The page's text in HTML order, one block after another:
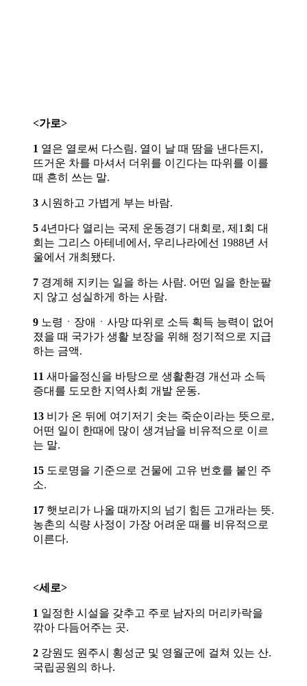
<가로>
1 열은 열로써 다스림. 열이 날 때 땀을 낸다든지,
뜨거운 차를 마셔서 더위를 이긴다는 따위를 이를
때 흔히 쓰는 말.
3 시원하고 가볍게 부는 바람.
5 4년마다 열리는 국제 운동경기 대회로, 제1회 대
회는 그리스 아테네에서, 우리나라에선 1988년 서
울에서 개최됐다.
7 경계해 지키는 일을 하는 사람. 어떤 일을 한눈팔
지 않고 성실하게 하는 사람.
9 노령ㆍ장애ㆍ사망 따위로 소득 획득 능력이 없어
졌을 때 국가가 생활 보장을 위해 정기적으로 지급
하는 금액.
11 새마을정신을 바탕으로 생활환경 개선과 소득
증대를 도모한 지역사회 개발 운동.
13 비가 온 뒤에 여기저기 솟는 죽순이라는 뜻으로,
어떤 일이 한때에 많이 생겨남을 비유적으로 이르
는 말.
15 도로명을 기준으로 건물에 고유 번호를 붙인 주
소.
17 햇보리가 나올 때까지의 넘기 힘든 고개라는 뜻.
농촌의 식량 사정이 가장 어려운 때를 비유적으로
이른다.
<세로>
1 일정한 시설을 갖추고 주로 남자의 머리카락을
깎아 다듬어주는 곳.
2 강원도 원주시 횡성군 및 영월군에 걸쳐 있는 산.
국립공원의 하나.